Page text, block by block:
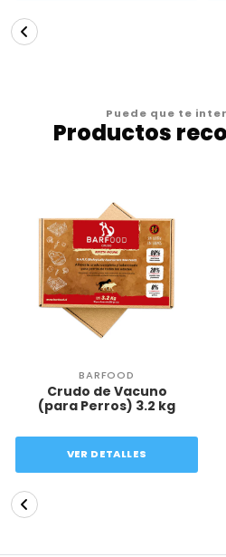
Puede que te
Productos
BARFOOD
Crudo de Vacuno
(para Perros) 3.2 kg
VER DETALLES